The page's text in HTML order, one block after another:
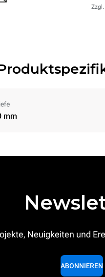
mm
Neuigkeiten und
ABONNIEREN